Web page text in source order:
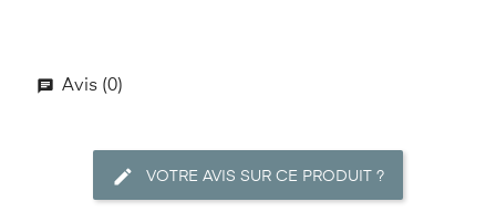
Avis (0)
VOTRE AVIS SUR CE PRODUIT ?